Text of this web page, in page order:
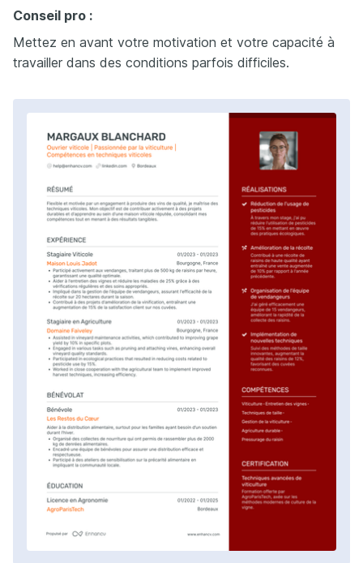
Conseil pro :
Mettez en avant votre motivation et votre capacité à
travailler dans des conditions parfois difficiles.